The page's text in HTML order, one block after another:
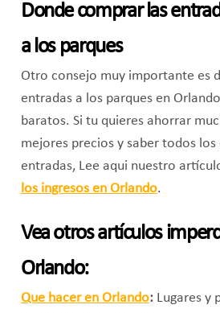
Donde comprar las
a los parques
Otro consejo muy importante es
entradas a los parques en
baratos. Si tu quieres ahorrar
mejores precios y saber todos los
entradas, Lee aqui nuestro
los ingresos en Orlando.
Vea otros artículos
Orlando:
Que hacer en Orlando:Lugares y